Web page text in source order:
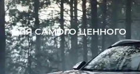
ДЛЯ САМОГО ЦЕННОГО